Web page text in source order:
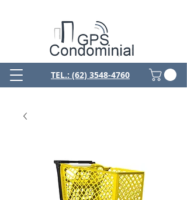
TEL.: (62) 3548-4760